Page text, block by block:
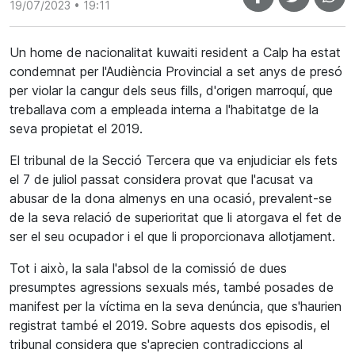
19/07/2023 • 19:11
Un home de nacionalitat kuwaiti resident a Calp ha estat
condemnat per l'Audiència Provincial a set anys de presó
per violar la cangur dels seus fills, d'origen marroquí, que
treballava com a empleada interna a l'habitatge de la
seva propietat el 2019.
El tribunal de la Secció Tercera que va enjudiciar els fets
el 7 de juliol passat considera provat que l'acusat va
abusar de la dona almenys en una ocasió, prevalent-se
de la seva relació de superioritat que li atorgava el fet de
ser el seu ocupador i el que li proporcionava allotjament.
Tot i això, la sala l'absol de la comissió de dues
presumptes agressions sexuals més, també posades de
manifest per la víctima en la seva denúncia, que s'haurien
registrat també el 2019. Sobre aquests dos episodis, el
tribunal considera que s'aprecien contradiccions al